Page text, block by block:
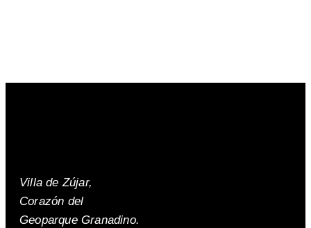
Villa de Zújar,
Corazón del
Geoparque Granadino.